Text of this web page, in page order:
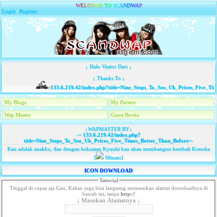
WELCOME TO SCANDWAP
Login |Register
↓ Halo Visitor Dari ↓
↓ Thanks To ↓
133.6.219.42/
My Blogs My Partner
Wap Master Guest Books
↓WAPMASTER BY↓
-=133.6.219.42/index.php?
title=Nine_Steps_To_Seo_Uk_Prices_Five_Times_Better_Than_Before=-
Kau adalah anakku, dan dengan kekuatan Kyuubi kau akan membangun kembali Konoha
[
Minato]
ICON DOWNLOAD
Tutorial
Tinggal di copas aja Gan, Kalian juga bisa langsung memasukan alamat downloadnya di
bawah ini, tanpa http://
↓ Masukan Alamatnya ↓